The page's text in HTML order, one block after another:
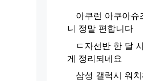
아쿠런 아쿠아슈
니 정말 편합니다
ㄷ자선반 한 달
게 정리되네요
삼성 갤럭시 워